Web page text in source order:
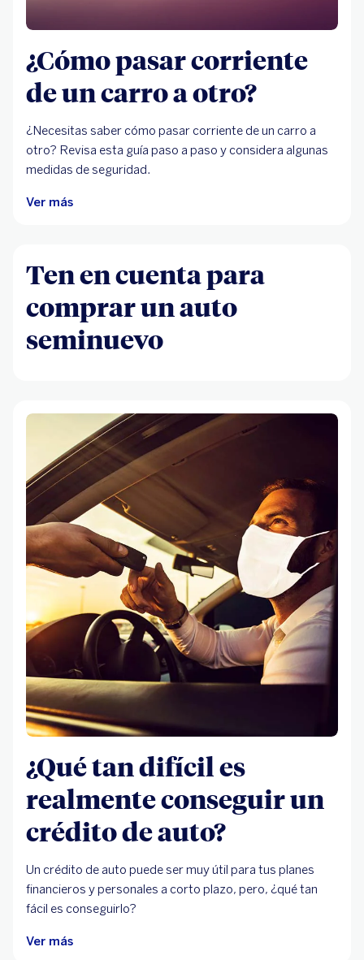
¿Cómo pasar corriente
de un carro a otro?
¿Necesitas saber cómo pasar corriente de un carro a
otro? Revisa esta guía paso a paso y considera algunas
medidas de seguridad.
Ver más
Ten en cuenta para
comprar un auto
seminuevo
¿Qué tan difícil es
realmente conseguir un
crédito de auto?
Un crédito de auto puede ser muy útil para tus planes
financieros y personales a corto plazo, pero, ¿qué tan
fácil es conseguirlo?
Ver más